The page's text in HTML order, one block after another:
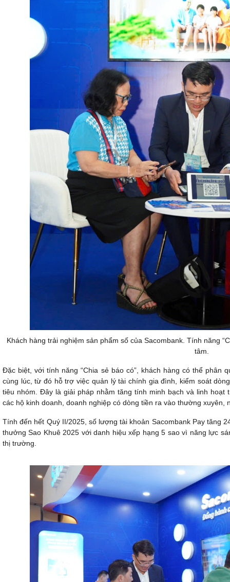
Khách hàng trải nghiệm sản phẩm số của Sacombank. Tính năng
tâm.
Đặc biệt, với tính năng “Chia sẻ báo có”, khách hàng có thể phân
cùng lúc, từ đó hỗ trợ việc quản lý tài chính gia đình, kiểm soát
tiêu nhóm. Đây là giải pháp nhằm tăng tính minh bạch và linh
các hộ kinh doanh, doanh nghiệp có dòng tiền ra vào thường xuyên,
Tính đến hết Quý II/2025, số lượng tài khoản Sacombank Pay tăng
thưởng Sao Khuê 2025 với danh hiệu xếp hạng 5 sao vì năng lực
thị trường.